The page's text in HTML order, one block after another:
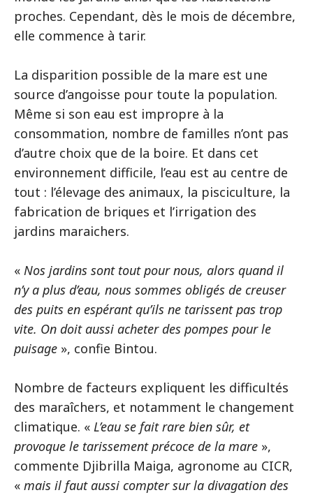
proches. Cependant, dès le mois de décembre,
elle commence à tarir.
La disparition possible de la mare est une
source d’angoisse pour toute la population.
Même si son eau est impropre à la
consommation, nombre de familles n’ont pas
d’autre choix que de la boire. Et dans cet
environnement difficile, l’eau est au centre de
tout : l’élevage des animaux, la pisciculture, la
fabrication de briques et l’irrigation des
jardins maraichers.
« Nos jardins sont tout pour nous, alors quand il
n’y a plus d’eau, nous sommes obligés de creuser
des puits en espérant qu’ils ne tarissent pas trop
vite. On doit aussi acheter des pompes pour le
puisage », confie Bintou.
Nombre de facteurs expliquent les difficultés
des maraîchers, et notamment le changement
climatique. « L’eau se fait rare bien sûr, et
provoque le tarissement précoce de la mare »,
commente Djibrilla Maiga, agronome au CICR,
« mais il faut aussi compter sur la divagation des